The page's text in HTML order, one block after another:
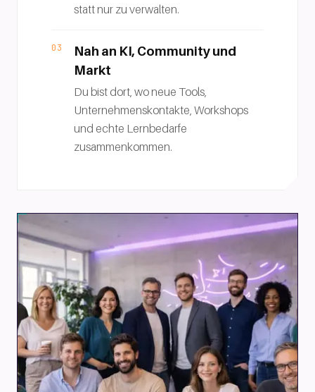
statt nur zu verwalten.
03
Nah an KI, Community und
Markt
Du bist dort, wo neue Tools,
Unternehmenskontakte, Workshops
und echte Lernbedarfe
zusammenkommen.